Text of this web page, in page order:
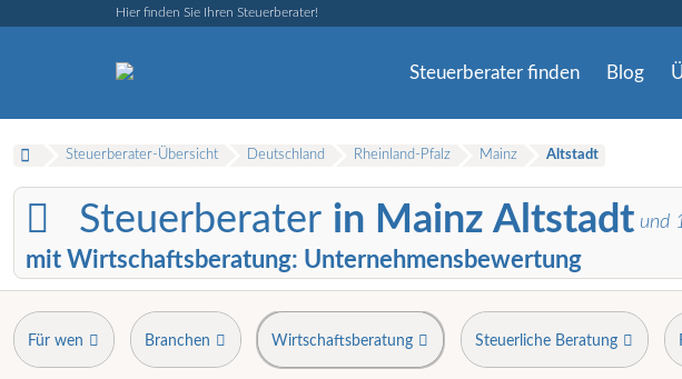
Hier finden Sie Ihren Steuerberater!
Steuerberater finden Blog
Steuerberater-Übersicht Deutschland Rheinland-Pfalz Mainz Altstadt
Steuerberater in Mainz Altstadt und
mit Wirtschaftsberatung: Unternehmensbewertung
Für wen Branchen Wirtschaftsberatung Steuerliche Beratung